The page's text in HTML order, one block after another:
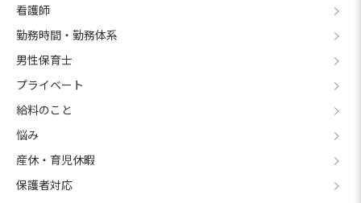
看護師
勤務時間・勤務体系
男性保育士
プライベート
給料のこと
悩み
産休・育児休暇
保護者対応